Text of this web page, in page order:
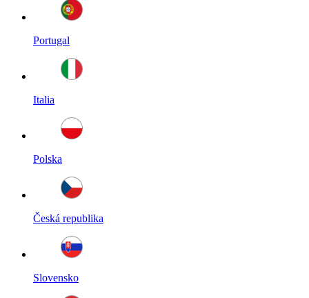
Portugal
Italia
Polska
Česká republika
Slovensko